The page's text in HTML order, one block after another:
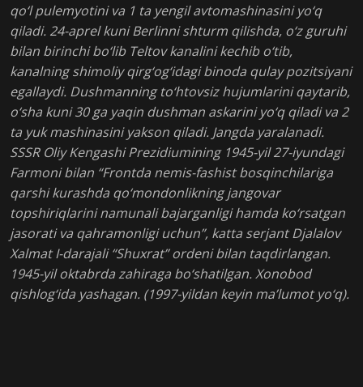
qo‘l pulemyotini va 1 ta yengil avtomashinasini yo‘q
qiladi. 24-aprel kuni Berlinni shturm qilishda, o‘z guruhi
bilan birinchi bo‘lib Teltov kanalini kechib o‘tib,
kanalning shimoliy qirg‘og‘idagi binoda qulay pozitsiyani
egallaydi. Dushmanning to‘htovsiz hujumlarini qaytarib,
o‘sha kuni 30 ga yaqin dushman askarini yo‘q qiladi va 2
ta yuk mashinasini yakson qiladi. Jangda yaralanadi.
SSSR Oliy Kengashi Prezidiumining 1945-yil 27-iyundagi
Farmoni bilan “Frontda nemis-fashist bosqinchilariga
qarshi kurashda qo‘mondonlikning jangovar
topshiriqlarini namunali bajarganligi hamda ko‘rsatgan
jasorati va qahramonligi uchun”, katta serjant Djalalov
Xalmat I-darajali “Shuxrat” ordeni bilan taqdirlangan.
1945-yil oktabrda zahiraga bo‘shatilgan. Xonobod
qishlog‘ida yashagan. (1997-yildan keyin ma’lumot yo‘q).